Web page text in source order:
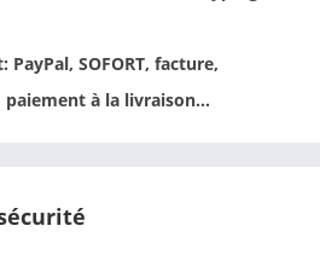
SOFORT, facture,
paiement à la livraison…